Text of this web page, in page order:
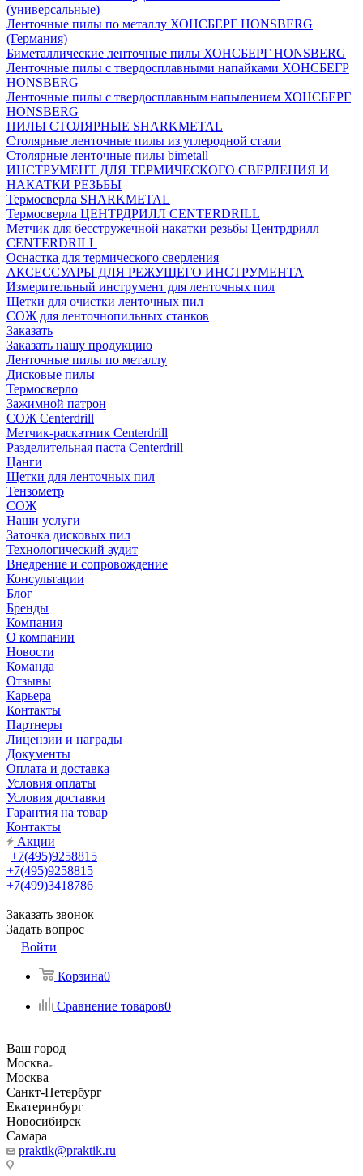
(универсальные)
Ленточные пилы по металлу ХОНСБЕРГ HONSBERG
(Германия)
Биметаллические ленточные пилы ХОНСБЕРГ HONSBERG
Ленточные пилы с твердосплавными напайками ХОНСБЕГР
HONSBERG
Ленточные пилы с твердосплавным напылением ХОНСБЕРГ
HONSBERG
ПИЛЫ СТОЛЯРНЫЕ SHARKMETAL
Столярные ленточные пилы из углеродной стали
Столярные ленточные пилы bimetall
ИНСТРУМЕНТ ДЛЯ ТЕРМИЧЕСКОГО СВЕРЛЕНИЯ И
НАКАТКИ РЕЗЬБЫ
Термосверла SHARKMETAL
Термосверла ЦЕНТРДРИЛЛ CENTERDRILL
Метчик для бесстружечной накатки резьбы Центрдрилл
CENTERDRILL
Оснастка для термического сверления
АКСЕССУАРЫ ДЛЯ РЕЖУЩЕГО ИНСТРУМЕНТА
Измерительный инструмент для ленточных пил
Щетки для очистки ленточных пил
СОЖ для ленточнопильных станков
Заказать
Заказать нашу продукцию
Ленточные пилы по металлу
Дисковые пилы
Термосверло
Зажимной патрон
СОЖ Centerdrill
Метчик-раскатник Centerdrill
Разделительная паста Centerdrill
Цанги
Щетки для ленточных пил
Тензометр
СОЖ
Наши услуги
Заточка дисковых пил
Технологический аудит
Внедрение и сопровождение
Консультации
Блог
Бренды
Компания
О компании
Новости
Команда
Отзывы
Карьера
Контакты
Партнеры
Лицензии и награды
Документы
Оплата и доставка
Условия оплаты
Условия доставки
Гарантия на товар
Контакты
Акции
+7(495)9258815
+7(495)9258815
+7(499)3418786
Заказать звонок
Задать вопрос
Войти
Корзина0
Сравнение товаров0
Ваш город
Москва
Москва
Санкт-Петербург
Екатеринбург
Новосибирск
Самара
praktik@praktik.ru